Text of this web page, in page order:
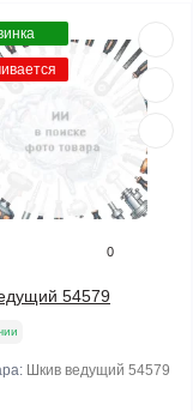
0
54579
Шкив ведущий 54579